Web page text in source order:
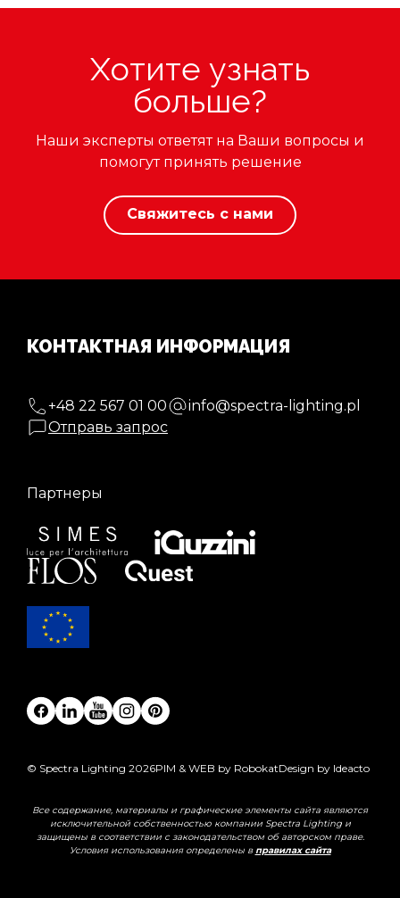
Хотите узнать
больше?
Наши эксперты ответят на Ваши вопросы и
помогут принять решение
Свяжитесь с нами
КОНТАКТНАЯ ИНФОРМАЦИЯ
+48 22 567 01 00
info@spectra-lighting.pl
Отправь запрос
Партнеры
© Spectra Lighting 2026PIM & WEB by RobokatDesign by Ideacto
Все содержание, материалы и графические элементы сайта являются
исключительной собственностью компании Spectra Lighting и
защищены в соответствии с законодательством об авторском праве.
Условия использования определены вправилах сайта